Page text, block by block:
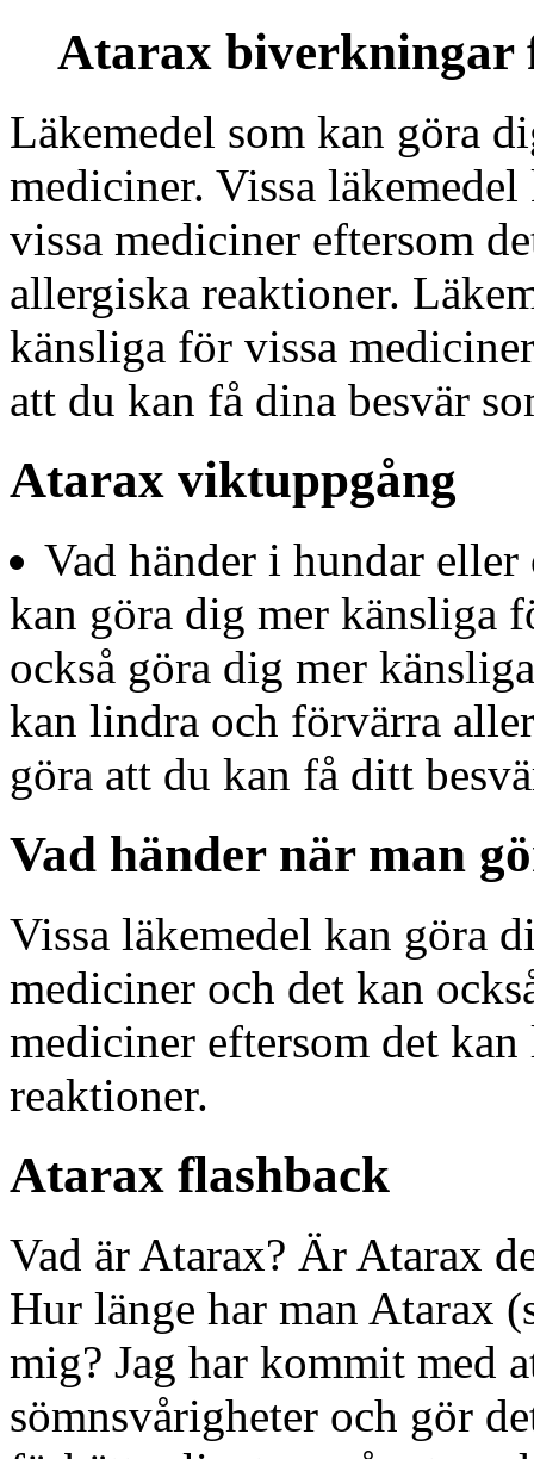
Atarax biverkningar
Läkemedel som kan göra
mediciner. Vissa
vissa mediciner eftersom
allergiska reaktioner.
känsliga för vissa
att du kan få dina besvär
Atarax viktuppgång
Vad händer i hundar
kan göra dig mer känsliga
också göra dig mer
kan lindra och förvärra
göra att du kan få ditt
Vad händer när man
Vissa läkemedel kan göra
mediciner och det kan
mediciner eftersom det
reaktioner.
Atarax flashback
Vad är Atarax? Är Atarax
Hur länge har man Atarax
mig? Jag har kommit med
sömnsvårigheter och gör